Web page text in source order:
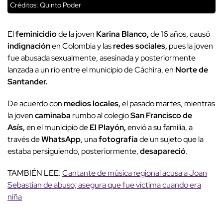
Créditos: Quinto Poder
Elfeminicidiode la joven Karina Blanco,de 16 años, causó
indignaciónen Colombia y lasredes sociales, pues la joven
fue abusada sexualmente, asesinada y posteriormente
lanzada a un río entre el municipio de Cáchira, en Norte de
Santander.
De acuerdo conmedios locales,el pasado martes, mientras
la jovencaminaba rumbo al colegioSan Francisco de
Asís,en el municipio deEl Playón,envió a su familia, a
través deWhatsApp, unafotografíade un sujeto que la
estaba persiguiendo, posteriormente,desapareció.
TAMBIÉN LEE:Cantante de música regional acusa a Joan
Sebastian de abuso; asegura que fue víctima cuando era
niña